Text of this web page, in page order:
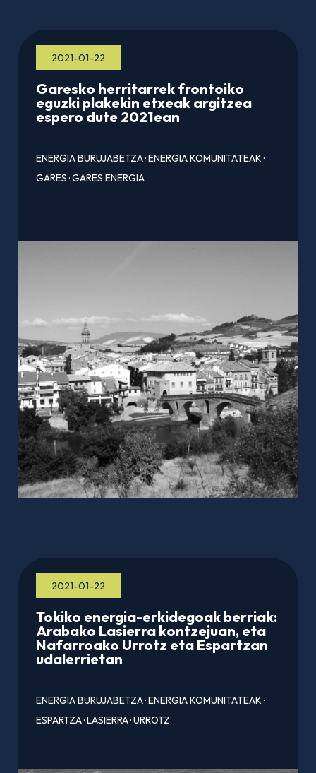
2021-01-22
Garesko herritarrek frontoiko
eguzki plakekin etxeak argitzea
espero dute 2021ean
ENERGIA BURUJABETZA·ENERGIA KOMUNITATEAK·
GARES·GARES ENERGIA
2021-01-22
Tokiko energia-erkidegoak berriak:
Arabako Lasierra kontzejuan, eta
Nafarroako Urrotz eta Espartzan
udalerrietan
ENERGIA BURUJABETZA·ENERGIA KOMUNITATEAK·
ESPARTZA·LASIERRA·URROTZ